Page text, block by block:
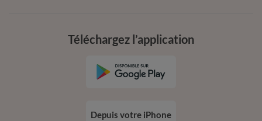
Téléchargez l’application
Depuis votre iPhone